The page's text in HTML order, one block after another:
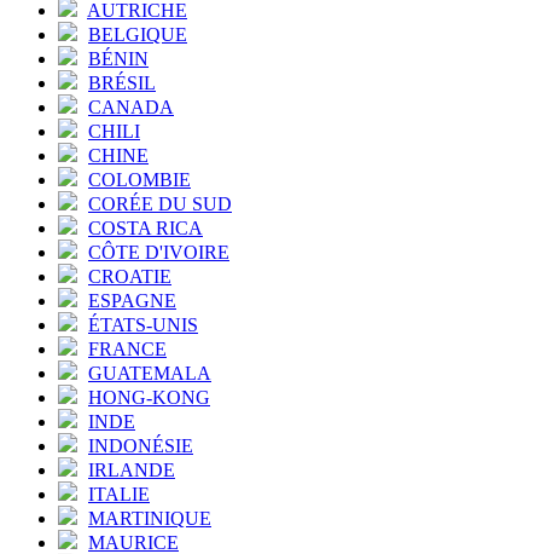
AUTRICHE
BELGIQUE
BÉNIN
BRÉSIL
CANADA
CHILI
CHINE
COLOMBIE
CORÉE DU SUD
COSTA RICA
CÔTE D'IVOIRE
CROATIE
ESPAGNE
ÉTATS-UNIS
FRANCE
GUATEMALA
HONG-KONG
INDE
INDONÉSIE
IRLANDE
ITALIE
MARTINIQUE
MAURICE